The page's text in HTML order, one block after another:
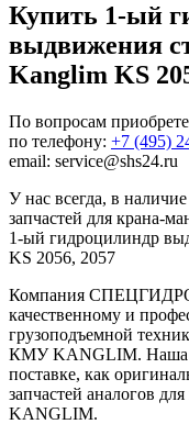
Купить 1-ый
выдвижения
Kanglim KS
По вопросам
по телефону: +7 (495)
email: service@shs24.ru
У нас всегда, в
запчастей для крана-
1-ый гидроцилиндр
KS 2056, 2057
Компания
качественному и
грузоподъемной
КМУ KANGLIM. Наша
поставке, как
запчастей аналогов
KANGLIM.